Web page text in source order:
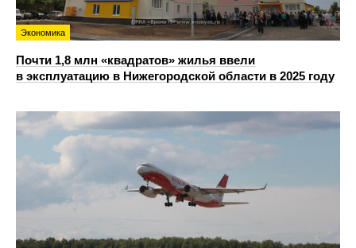
Экономика
Почти 1,8 млн «квадратов» жилья ввели
в эксплуатацию в Нижегородской области в 2025 году